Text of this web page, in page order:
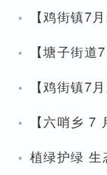
· 【鸡街镇7
· 【塘子街道
· 【鸡街镇7
· 【六哨乡 7
· 植绿护绿